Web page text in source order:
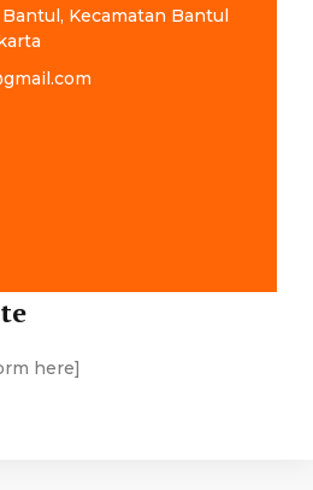
Kecamatan Bantul
here]